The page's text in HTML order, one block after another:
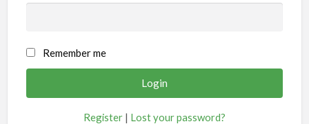
Remember me
Register | Lost your password?